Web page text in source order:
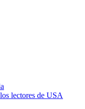
lectores de USA